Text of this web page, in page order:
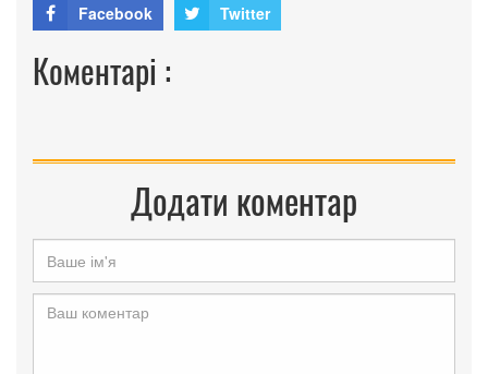
Facebook Twitter
Коментарі :
Додати коментар